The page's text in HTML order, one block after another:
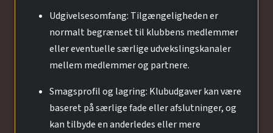
Udgivelsesomfang: Tilgængeligheden er
normalt begrænset til klubbens medlemmer
eller eventuelle særlige udvekslingskanaler
mellem medlemmer og partnere.
Smagsprofil og lagring: Klubudgaver kan være
baseret på særlige fade eller afslutninger, og
kan tilbyde en anderledes eller mere